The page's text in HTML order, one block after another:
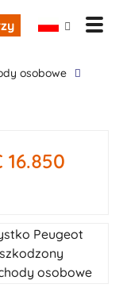
osobowe
16.850
Peugeot
osobowe